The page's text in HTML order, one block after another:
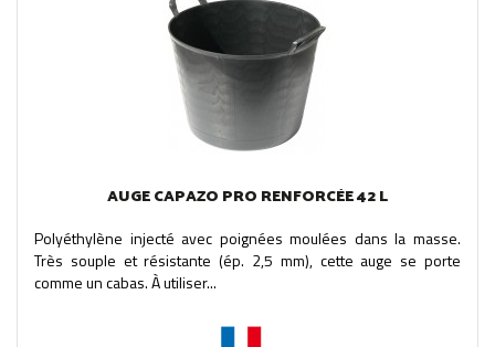
AUGE CAPAZO PRO RENFORCÉE 42 L
Polyéthylène injecté avec poignées moulées dans la masse.
Très souple et résistante (ép. 2,5 mm), cette auge se porte
comme un cabas. À utiliser...